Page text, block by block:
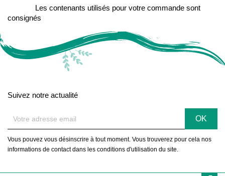
Les contenants utilisés pour votre commande sont
consignés
Suivez notre actualité
Vous pouvez vous désinscrire à tout moment. Vous trouverez pour cela nos
informations de contact dans les conditions d'utilisation du site.